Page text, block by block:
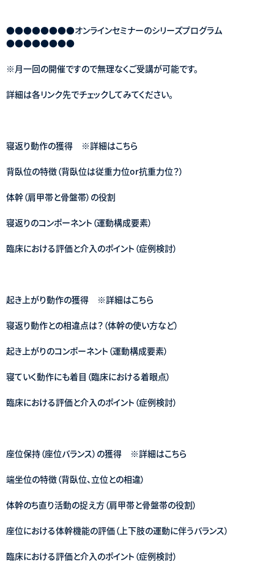
●●●●●●●●オンラインセミナーのシリーズプログラム
●●●●●●●●
※月一回の開催ですので無理なくご受講が可能です。
詳細は各リンク先でチェックしてみてください。
寝返り動作の獲得 ※詳細はこちら
背臥位の特徴（背臥位は従重力位or抗重力位？）
体幹（肩甲帯と骨盤帯）の役割
寝返りのコンポーネント（運動構成要素）
臨床における評価と介入のポイント（症例検討）
起き上がり動作の獲得 ※詳細はこちら
寝返り動作との相違点は？（体幹の使い方など）
起き上がりのコンポーネント（運動構成要素）
寝ていく動作にも着目（臨床における着眼点）
臨床における評価と介入のポイント（症例検討）
座位保持（座位バランス）の獲得 ※詳細はこちら
端坐位の特徴（背臥位、立位との相違）
体幹のち直り活動の捉え方（肩甲帯と骨盤帯の役割）
座位における体幹機能の評価（上下肢の運動に伴うバランス）
臨床における評価と介入のポイント（症例検討）